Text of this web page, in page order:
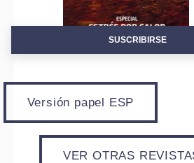
SUSCRIBIRSE
Versión papel ESP
VER OTRAS